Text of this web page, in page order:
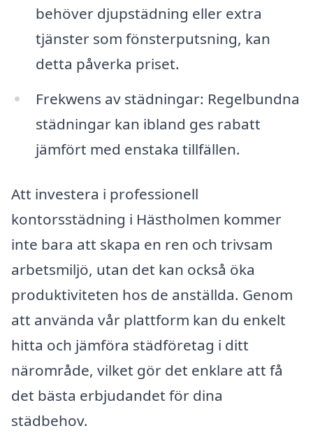
behöver djupstädning eller extra
tjänster som fönsterputsning, kan
detta påverka priset.
Frekwens av städningar: Regelbundna
städningar kan ibland ges rabatt
jämfört med enstaka tillfällen.
Att investera i professionell
kontorsstädning i Hästholmen kommer
inte bara att skapa en ren och trivsam
arbetsmiljö, utan det kan också öka
produktiviteten hos de anställda. Genom
att använda vår plattform kan du enkelt
hitta och jämföra städföretag i ditt
närområde, vilket gör det enklare att få
det bästa erbjudandet för dina
städbehov.